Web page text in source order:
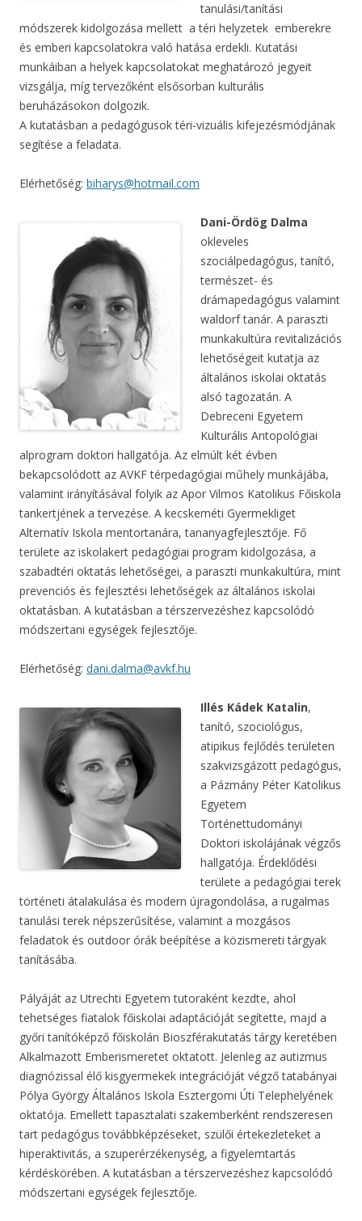
tanulási/tanítási
módszerek kidolgozása mellett a téri helyzetek emberekre
és emberi kapcsolatokra való hatása erdekli. Kutatási
munkáiban a helyek kapcsolatokat meghatározó jegyeit
vizsgálja, míg tervezőként elsősorban kulturális
beruházásokon dolgozik.
A kutatásban a pedagógusok téri-vizuális kifejezésmódjának
segítése a feladata.
Elérhetőség: biharys@hotmail.com
Dani-Ördög Dalma
okleveles
szociálpedagógus, tanító,
természet- és
drámapedagógus valamint
waldorf tanár. A paraszti
munkakultúra revitalizációs
lehetőségeit kutatja az
általános iskolai oktatás
alsó tagozatán. A
Debreceni Egyetem
Kulturális Antopológiai
alprogram doktori hallgatója. Az elmúlt két évben
bekapcsolódott az AVKF térpedagógiai műhely munkájába,
valamint irányításával folyik az Apor Vilmos Katolikus Főiskola
tankertjének a tervezése. A kecskeméti Gyermekliget
Alternatív Iskola mentortanára, tananyagfejlesztője. Fő
területe az iskolakert pedagógiai program kidolgozása, a
szabadtéri oktatás lehetőségei, a paraszti munkakultúra, mint
prevenciós és fejlesztési lehetőségek az általános iskolai
oktatásban. A kutatásban a térszervezéshez kapcsolódó
módszertani egységek fejlesztője.
Elérhetőség: dani.dalma@avkf.hu
Illés Kádek Katalin,
tanító, szociológus,
atipikus fejlődés területen
szakvizsgázott pedagógus,
a Pázmány Péter Katolikus
Egyetem
Történettudományi
Doktori iskolájának végzős
hallgatója. Érdeklődési
területe a pedagógiai terek
történeti átalakulása és modern újragondolása, a rugalmas
tanulási terek népszerűsítése, valamint a mozgásos
feladatok és outdoor órák beépítése a közismereti tárgyak
tanításába.
Pályáját az Utrechti Egyetem tutoraként kezdte, ahol
tehetséges fiatalok főiskolai adaptációját segítette, majd a
győri tanítóképző főiskolán Bioszférakutatás tárgy keretében
Alkalmazott Emberismeretet oktatott. Jelenleg az autizmus
diagnózissal élő kisgyermekek integrációját végző tatabányai
Pólya György Általános Iskola Esztergomi Úti Telephelyének
oktatója. Emellett tapasztalati szakemberként rendszeresen
tart pedagógus továbbképzéseket, szülői értekezleteket a
hiperaktivitás, a szuperérzékenység, a figyelemtartás
kérdéskörében. A kutatásban a térszervezéshez kapcsolódó
módszertani egységek fejlesztője.